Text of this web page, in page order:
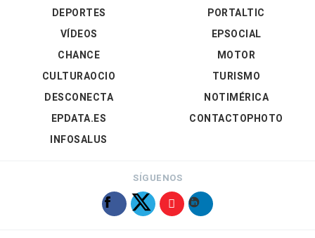
DEPORTES
VÍDEOS
PORTALTIC
EPSOCIAL
CHANCE
CULTURAOCIO
DESCONECTA
EPDATA.ES
INFOSALUS
MOTOR
TURISMO
NOTIMÉRICA
CONTACTOPHOTO
SÍGUENOS